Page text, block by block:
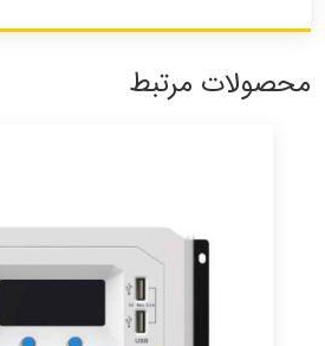
محصولات مرتبط